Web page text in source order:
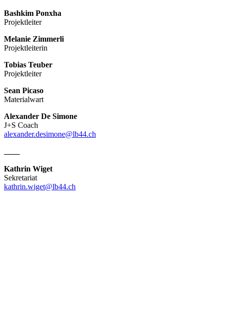
Bashkim Ponxha
Projektleiter
Melanie Zimmerli
Projektleiterin
Tobias Teuber
Projektleiter
Sean Picaso
Materialwart
Alexander De Simone
J+S Coach
alexander.desimone@lb44.ch
Kathrin Wiget
Sekretariat
kathrin.wiget@lb44.ch